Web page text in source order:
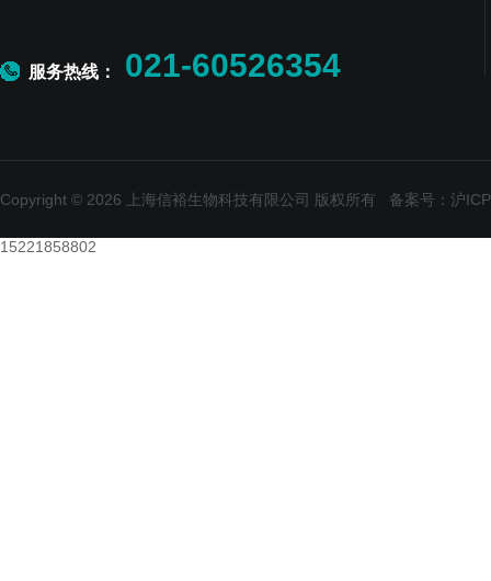
服务热线： 021-60526354
Copyright © 2026 上海信裕生物科技有限公司 版权所有 备案号：沪
15221858802